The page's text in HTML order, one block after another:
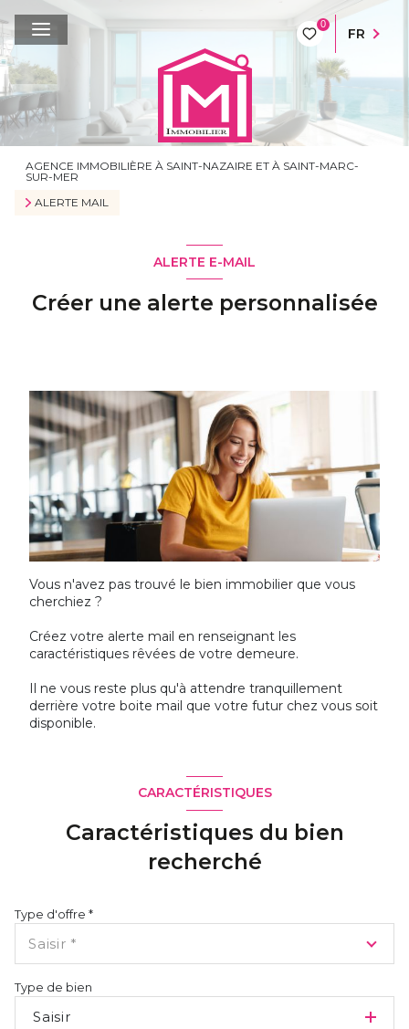
0
FR
AGENCE IMMOBILIÈRE À SAINT-NAZAIRE ET À SAINT-MARC-
SUR-MER
ALERTE MAIL
ALERTE E-MAIL
Créer une alerte personnalisée
Vous n'avez pas trouvé le bien immobilier que vous
cherchiez ?
Créez votre alerte mail en renseignant les
caractéristiques rêvées de votre demeure.
Il ne vous reste plus qu'à attendre tranquillement
derrière votre boite mail que votre futur chez vous soit
disponible.
CARACTÉRISTIQUES
Caractéristiques du bien
recherché
Type d'offre *
Saisir *
Type de bien
Saisir